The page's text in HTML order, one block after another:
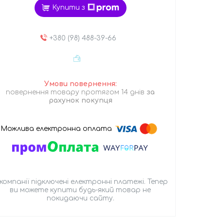
Купити з
+380 (98) 488-39-66
повернення товару протягом 14 днів за
рахунок покупця
підключені електронні платежі. Тепер
ви можете купити будь-який товар не
покидаючи сайту.